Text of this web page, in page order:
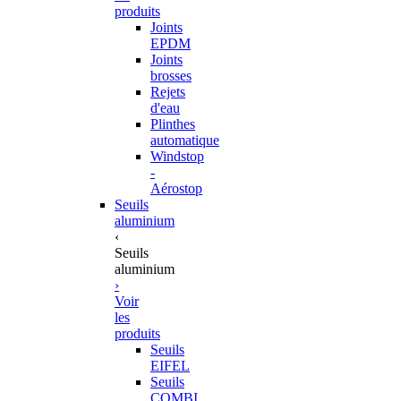
produits
Joints
EPDM
Joints
brosses
Rejets
d'eau
Plinthes
automatique
Windstop
-
Aérostop
Seuils
aluminium
‹
Seuils
aluminium
›
Voir
les
produits
Seuils
EIFEL
Seuils
COMBI